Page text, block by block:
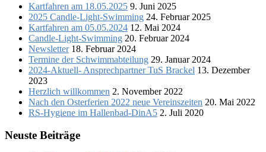
Kartfahren am 18.05.2025 9. Juni 2025
2025 Candle-Light-Swimming 24. Februar 2025
Kartfahren am 05.05.2024 12. Mai 2024
Candle-Light-Swimming 20. Februar 2024
Newsletter18. Februar 2024
Termine der Schwimmabteilung 29. Januar 2024
2024-Aktuell- Ansprechpartner TuS Brackel 13. Dezember
2023
Herzlich willkommen 2. November 2022
Nach den Osterferien 2022 neue Vereinszeiten 20. Mai 2022
RS-Hygiene im Hallenbad-DinA5 2. Juli 2020
Neuste Beiträge